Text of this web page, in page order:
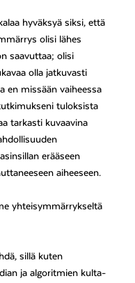
hyväksyä siksi, että
olisi lähes
saavuttaa; olisi
olla jatkuvasti
en missään vaiheessa
tuloksista
tarkasti kuvaavina
erääseen
aiheeseen.
yhteisymmärrykseltä
sillä kuten
ja algoritmien kulta-